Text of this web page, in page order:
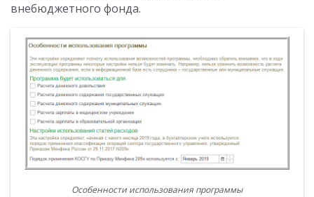
внебюджетного фонда.
Особенности использования программы